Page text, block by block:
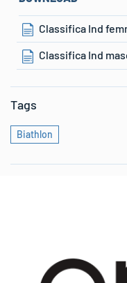
Classifica Ind
Classifica Ind
Tags
Biathlon